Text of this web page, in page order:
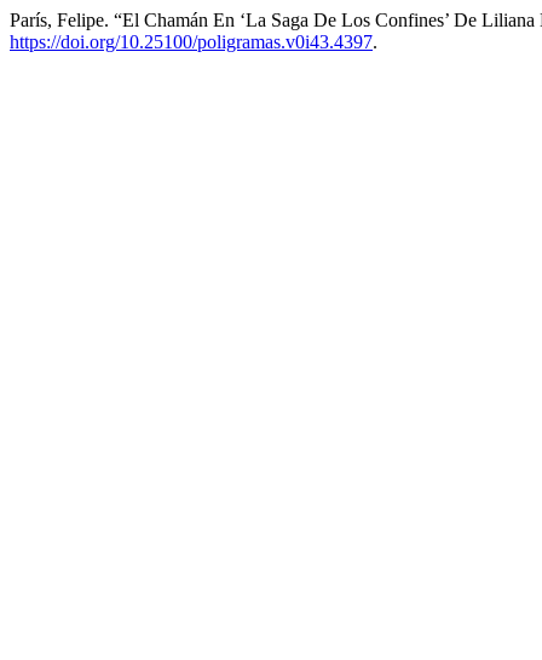
París, Felipe. “El Chamán En ‘La Saga De Los Confines’ De
https://doi.org/10.25100/poligramas.v0i43.4397.